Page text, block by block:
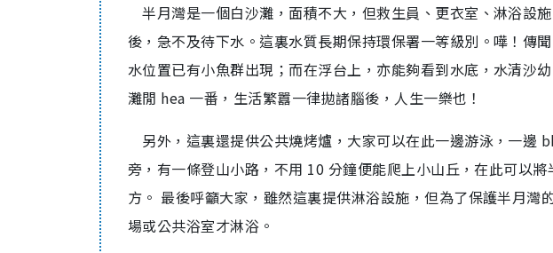
半月灣是一個白沙灘，面積不大，但救生員、更衣室、淋浴設
後，急不及待下水。這裏水質長期保持環保署一等級別。嘩！傳
水位置已有小魚群出現；而在浮台上，亦能夠看到水底，水清沙
灘閒 hea 一番，生活繁囂一律拋諸腦後，人生一樂也！
另外，這裏還提供公共燒烤爐，大家可以在此一邊游泳，一邊
旁，有一條登山小路，不用 10 分鐘便能爬上小山丘，在此可以
方。 最後呼籲大家，雖然這裏提供淋浴設施，但為了保護半月灣
場或公共浴室才淋浴。